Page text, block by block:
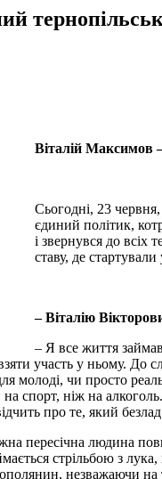
Віталій Максимов
Сьогодні, 23
єдиний політик,
і звернувся до всіх
ставу, де стартували
– Віталію
– Я все життя
участь у ньому.
молоді, чи просто
спорт, ніж на
про те, який
пересічна людина
стрільбою з
незважаючи на